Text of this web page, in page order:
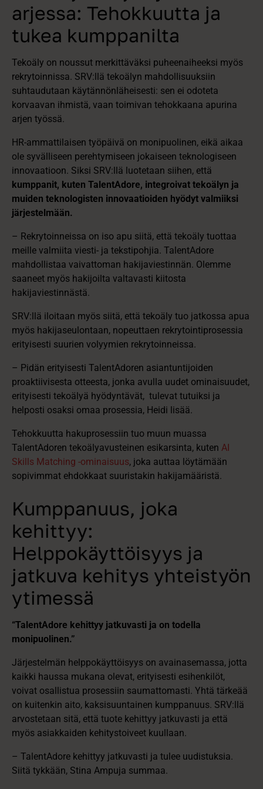
arjessa: Tehokkuutta ja
tukea kumppanilta
Tekoäly on noussut merkittäväksi puheenaiheeksi myös
rekrytoinnissa. SRV:llä tekoälyn mahdollisuuksiin
suhtaudutaan käytännönläheisesti: sen ei odoteta
korvaavan ihmistä, vaan toimivan tehokkaana apurina
arjen työssä.
HR-ammattilaisen työpäivä on monipuolinen, eikä aikaa
ole syvälliseen perehtymiseen jokaiseen teknologiseen
innovaatioon. Siksi SRV:llä luotetaan siihen, että
kumppanit, kuten TalentAdore, integroivat tekoälyn ja
muiden teknologisten innovaatioiden hyödyt valmiiksi
järjestelmään.
– Rekrytoinneissa on iso apu siitä, että tekoäly tuottaa
meille valmiita viesti- ja tekstipohjia. TalentAdore
mahdollistaa vaivattoman hakijaviestinnän. Olemme
saaneet myös hakijoilta valtavasti kiitosta
hakijaviestinnästä.
SRV:llä iloitaan myös siitä, että tekoäly tuo jatkossa apua
myös hakijaseulontaan, nopeuttaen rekrytointiprosessia
erityisesti suurien volyymien rekrytoinneissa.
– Pidän erityisesti TalentAdoren asiantuntijoiden
proaktiivisesta otteesta, jonka avulla uudet ominaisuudet,
erityisesti tekoälyä hyödyntävät, tulevat tutuiksi ja
helposti osaksi omaa prosessia, Heidi lisää.
Tehokkuutta hakuprosessiin tuo muun muassa
TalentAdoren tekoälyavusteinen esikarsinta, kuten AI
Skills Matching -ominaisuus, joka auttaa löytämään
sopivimmat ehdokkaat suuristakin hakijamääristä.
Kumppanuus, joka
kehittyy:
Helppokäyttöisyys ja
jatkuva kehitys yhteistyön
ytimessä
“TalentAdore kehittyy jatkuvasti ja on todella
monipuolinen.”
Järjestelmän helppokäyttöisyys on avainasemassa, jotta
kaikki haussa mukana olevat, erityisesti esihenkilöt,
voivat osallistua prosessiin saumattomasti. Yhtä tärkeää
on kuitenkin aito, kaksisuuntainen kumppanuus. SRV:llä
arvostetaan sitä, että tuote kehittyy jatkuvasti ja että
myös asiakkaiden kehitystoiveet kuullaan.
– TalentAdore kehittyy jatkuvasti ja tulee uudistuksia.
Siitä tykkään, Stina Ampuja summaa.